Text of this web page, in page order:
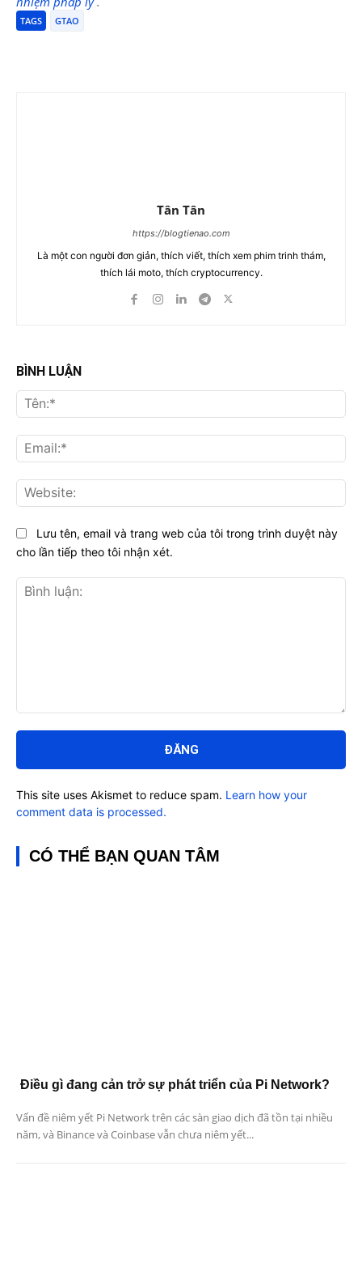
TAGS GTAO
Tân Tân
https://blogtienao.com
Là một con người đơn giản, thích viết, thích xem phim trinh thám,
thích lái moto, thích cryptocurrency.
BÌNH LUẬN
luận:
Lưu tên, email và trang web của tôi trong trình duyệt này
cho lần tiếp theo tôi nhận xét.
This site uses Akismet to reduce spam. Learn how your
comment data is processed.
CÓ THỂ BẠN QUAN TÂM
Điều gì đang cản trở sự phát triển của Pi Network?
Vấn đề niêm yết Pi Network trên các sàn giao dịch đã tồn tại nhiều
năm, và Binance và Coinbase vẫn chưa niêm yết...